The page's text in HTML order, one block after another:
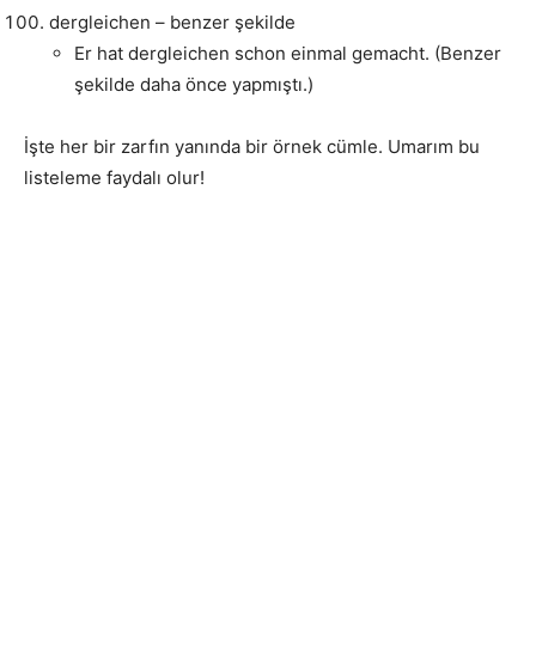
dergleichen – benzer şekilde
Er hat dergleichen schon einmal gemacht. (Benzer
şekilde daha önce yapmıştı.)
İşte her bir zarfın yanında bir örnek cümle. Umarım bu
listeleme faydalı olur!